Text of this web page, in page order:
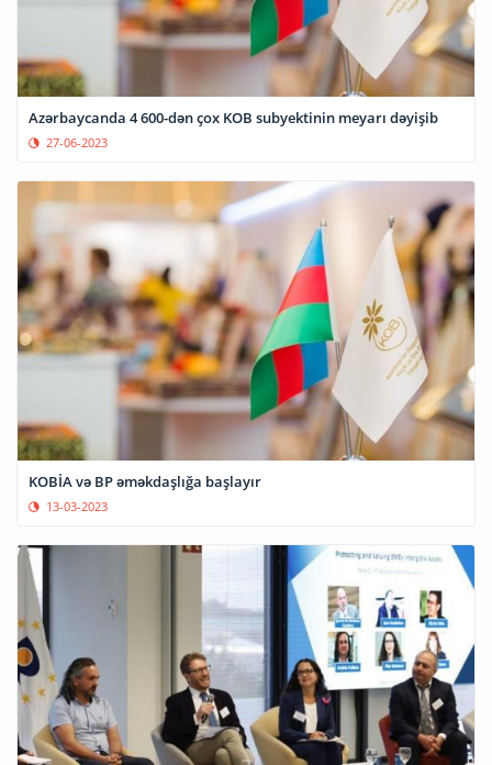
Azərbaycanda 4 600-dən çox KOB subyektinin meyarı dəyişib
27-06-2023
KOBİA və BP əməkdaşlığa başlayır
13-03-2023